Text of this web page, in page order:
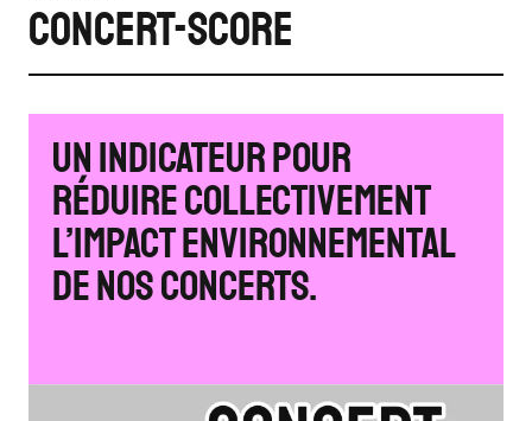
Concert-Score
Un indicateur pour
réduire collectivement
l’impact environnemental
de nos concerts.